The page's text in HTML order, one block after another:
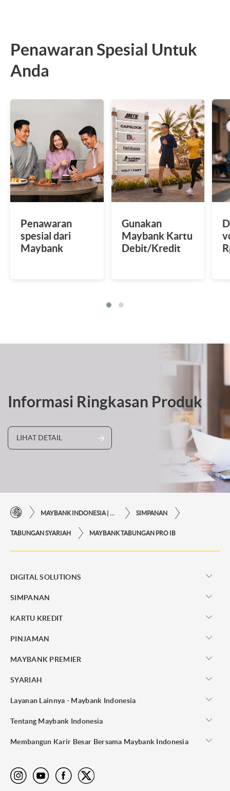
Penawaran Spesial Untuk
Anda
Penawaran
spesial dari
Maybank
Gunakan
Maybank Kartu
Debit/Kredit
Informasi Ringkasan Produk
LIHAT DETAIL
SIMPANAN
TABUNGAN SYARIAH MAYBANK TABUNGAN PRO IB
DIGITAL SOLUTIONS
SIMPANAN
KARTU KREDIT
PINJAMAN
MAYBANK PREMIER
SYARIAH
Layanan Lainnya - Maybank Indonesia
Tentang Maybank Indonesia
Membangun Karir Besar Bersama Maybank Indonesia